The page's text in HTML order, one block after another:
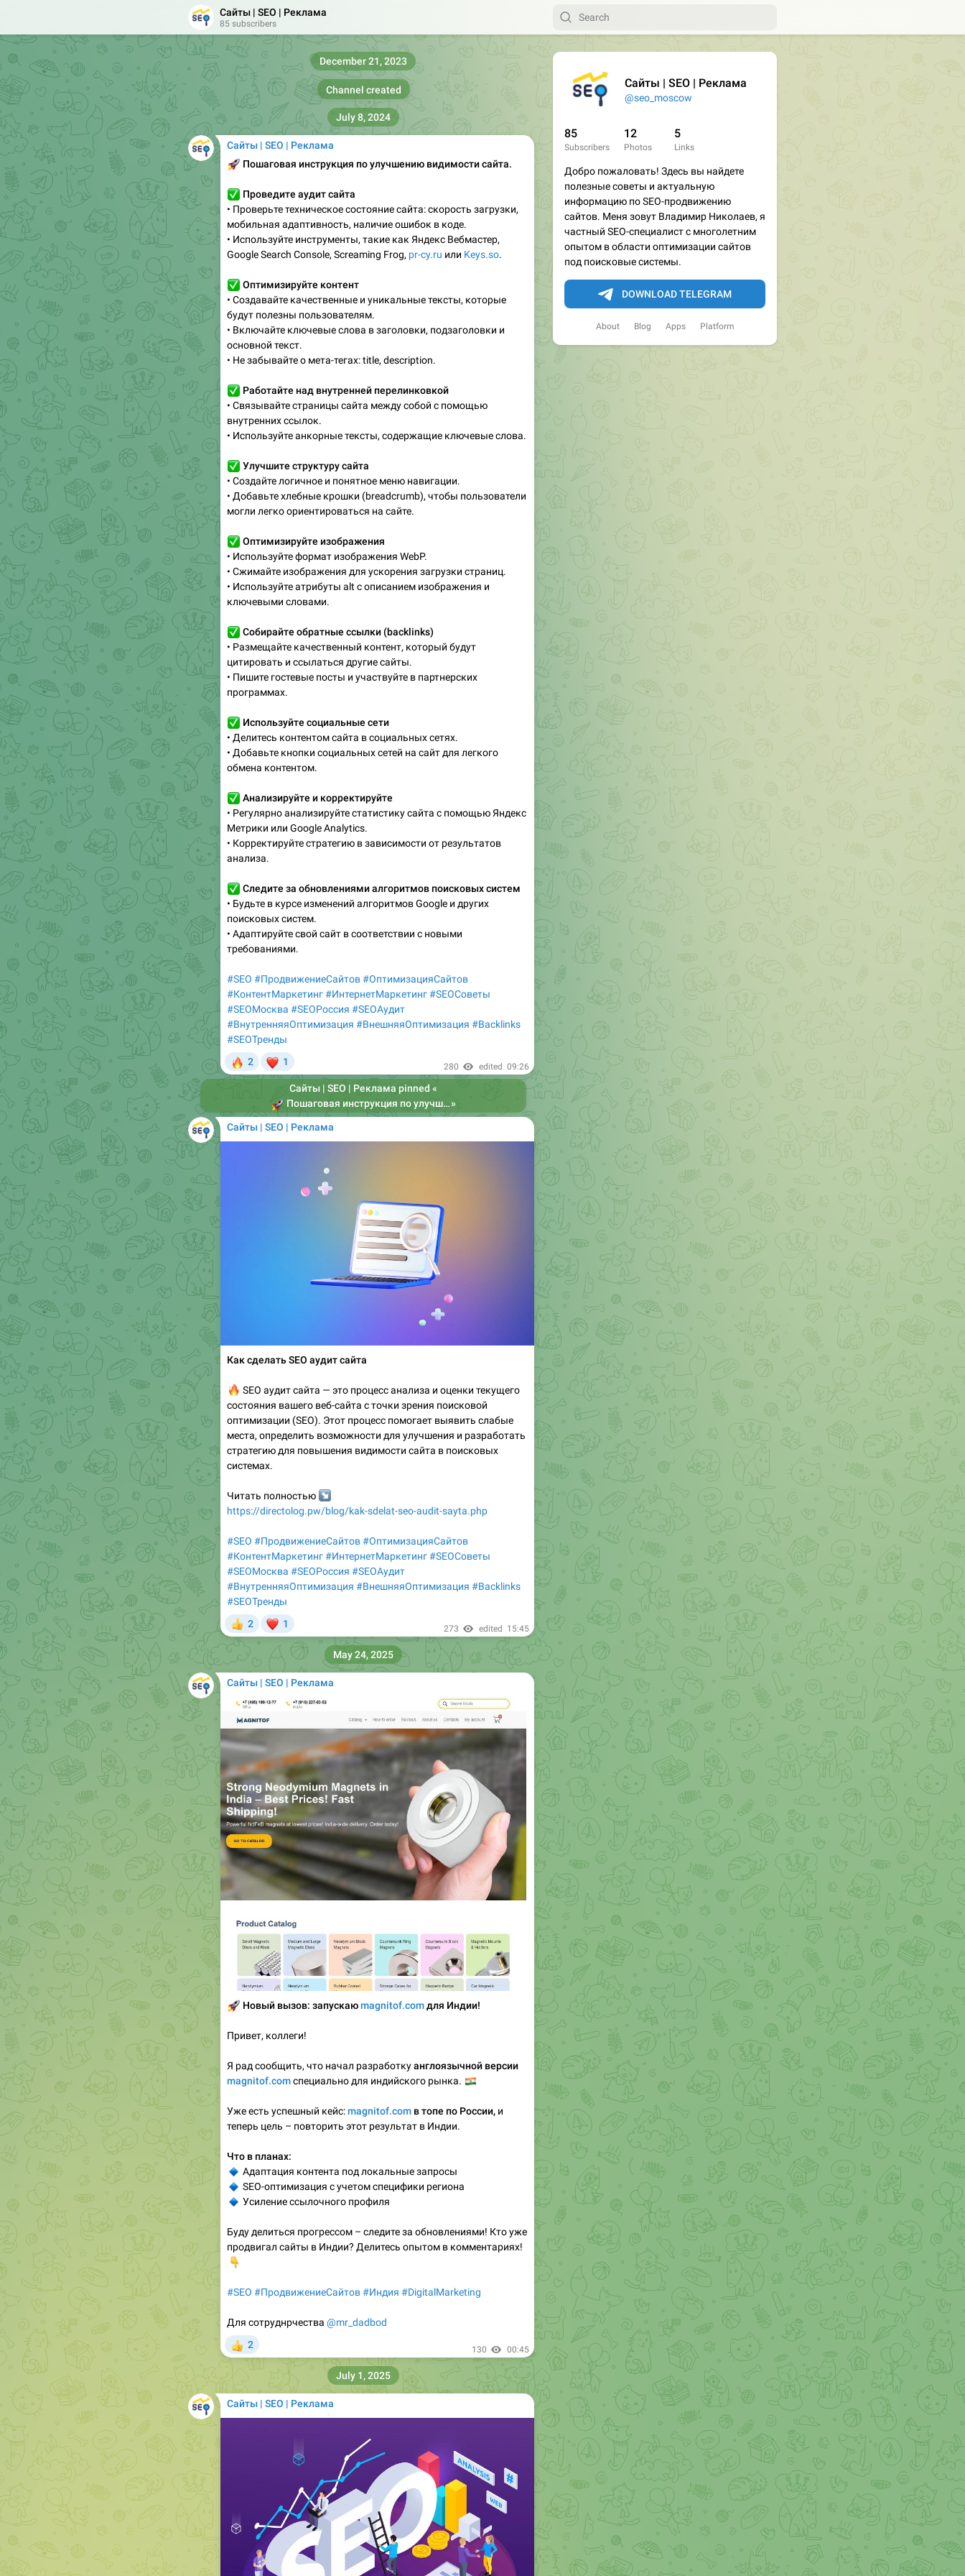
Сайты | SEO | Реклама
@seo_moscow
85
Subscribers
12
Photos
5
Links
Добро пожаловать! Здесь вы найдете
полезные советы и актуальную
информацию по SEO-продвижению
сайтов. Меня зовут Владимир Николаев, я
частный SEO-специалист с многолетним
опытом в области оптимизации сайтов
под поисковые системы.
DOWNLOAD TELEGRAM
About Blog Apps Platform
Сайты | SEO | Реклама
85 subscribers
Channel created
December 21, 2023
Сайты | SEO | Реклама
🚀Пошаговая инструкция по улучшению видимости сайта.
✅Проведите аудит сайта
• Проверьте техническое состояние сайта: скорость загрузки,
мобильная адаптивность, наличие ошибок в коде.
• Используйте инструменты, такие как Яндекс Вебмастер,
Google Search Console, Screaming Frog, pr-cy.ru или Keys.so.
✅Оптимизируйте контент
• Создавайте качественные и уникальные тексты, которые
будут полезны пользователям.
• Включайте ключевые слова в заголовки, подзаголовки и
основной текст.
• Не забывайте о мета-тегах: title, description.
✅Работайте над внутренней перелинковкой
• Связывайте страницы сайта между собой с помощью
внутренних ссылок.
• Используйте анкорные тексты, содержащие ключевые слова.
✅Улучшите структуру сайта
• Создайте логичное и понятное меню навигации.
• Добавьте хлебные крошки (breadcrumb), чтобы пользователи
могли легко ориентироваться на сайте.
✅Оптимизируйте изображения
• Используйте формат изображения WebP.
• Сжимайте изображения для ускорения загрузки страниц.
• Используйте атрибуты alt с описанием изображения и
ключевыми словами.
✅Собирайте обратные ссылки (backlinks)
• Размещайте качественный контент, который будут
цитировать и ссылаться другие сайты.
• Пишите гостевые посты и участвуйте в партнерских
программах.
✅Используйте социальные сети
• Делитесь контентом сайта в социальных сетях.
• Добавьте кнопки социальных сетей на сайт для легкого
обмена контентом.
✅Анализируйте и корректируйте
• Регулярно анализируйте статистику сайта с помощью Яндекс
Метрики или Google Analytics.
• Корректируйте стратегию в зависимости от результатов
анализа.
✅Следите за обновлениями алгоритмов поисковых систем
• Будьте в курсе изменений алгоритмов Google и других
поисковых систем.
• Адаптируйте свой сайт в соответствии с новыми
требованиями.
#SEO #ПродвижениеСайтов#ОптимизацияСайтов
#КонтентМаркетинг#ИнтернетМаркетинг#SEOСоветы
#SEOМосква #SEOРоссия #SEOАудит
#ВнутренняяОптимизация #ВнешняяОптимизация #Backlinks
#SEOТренды
🔥
2
❤
1 280 edited 09:26
July 8, 2024
Сайты | SEO | Реклама pinned «
🚀Пошаговая инструкция по улучшению видимости сайта. Проведите аудит сайта • Проверьте техническое состояние сайта: скорость
»
Сайты | SEO | Реклама
Как сделать SEO аудит сайта
🔥SEO аудит сайта — это процесс анализа и оценки текущего
состояния вашего веб-сайта с точки зрения поисковой
оптимизации (SEO). Этот процесс помогает выявить слабые
места, определить возможности для улучшения и разработать
стратегию для повышения видимости сайта в поисковых
системах.
Читать полностью
↘️
https://directolog.pw/blog/kak-sdelat-seo-audit-sayta.php
#SEO #ПродвижениеСайтов#ОптимизацияСайтов
#КонтентМаркетинг#ИнтернетМаркетинг#SEOСоветы
#SEOМосква #SEOРоссия #SEOАудит
#ВнутренняяОптимизация #ВнешняяОптимизация #Backlinks
#SEOТренды
👍
2
❤
1 273 edited 15:45
Сайты | SEO | Реклама
🚀Новый вызов: запускаюmagnitof.comдля Индии!
Привет, коллеги!
Я рад сообщить, что начал разработкуанглоязычной версии
magnitof.comспециально для индийского рынка.
🇮🇳
Уже есть успешный кейс:magnitof.com в топе по России, и
теперь цель – повторить этот результат в Индии.
Что в планах:
🔹Адаптация контента под локальные запросы
🔹SEO-оптимизация с учетом специфики региона
🔹Усиление ссылочного профиля
Буду делиться прогрессом – следите за обновлениями! Кто уже
продвигал сайты в Индии? Делитесь опытом в комментариях!
👇
#SEO #ПродвижениеСайтов#Индия #DigitalMarketing
Для сотруднрчества @mr_dadbod
👍
2 130 00:45
May 24, 2025
Сайты | SEO | Реклама
July 1, 2025